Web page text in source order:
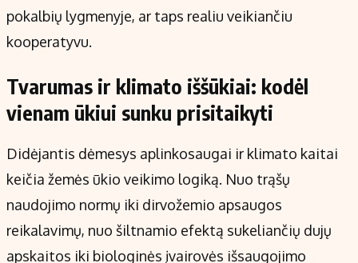
pokalbių lygmenyje, ar taps realiu veikiančiu
kooperatyvu.
Tvarumas ir klimato iššūkiai: kodėl
vienam ūkiui sunku prisitaikyti
Didėjantis dėmesys aplinkosaugai ir klimato kaitai
keičia žemės ūkio veikimo logiką. Nuo trąšų
naudojimo normų iki dirvožemio apsaugos
reikalavimų, nuo šiltnamio efektą sukeliančių dujų
apskaitos iki biologinės įvairovės išsaugojimo